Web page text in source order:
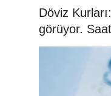
Döviz
görüyor.